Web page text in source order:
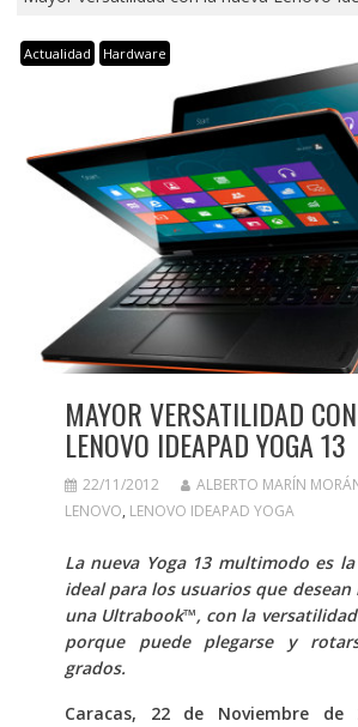
Actualidad Hardware
MAYOR VERSATILIDAD
LENOVO IDEAPAD YOGA 13
22/11/2012
ALBERTO MARÍN
LENOVO, LENOVO IDEAPAD YOGA
La nueva Yoga 13 multimodo es
ideal para los usuarios que
una Ultrabook™, con la
porque puede plegarse y
grados.
Caracas, 22 de Noviembre de